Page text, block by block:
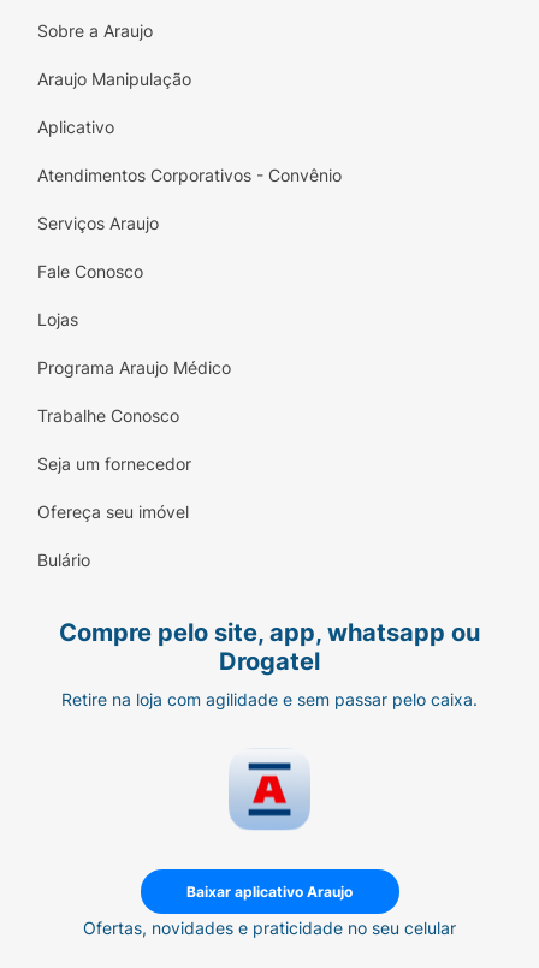
Sobre a Araujo
Araujo Manipulação
Aplicativo
Atendimentos Corporativos - Convênio
Serviços Araujo
Fale Conosco
Lojas
Programa Araujo Médico
Trabalhe Conosco
Seja um fornecedor
Ofereça seu imóvel
Bulário
Compre pelo site, app, whatsapp ou
Drogatel
Retire na loja com agilidade e sem passar pelo caixa.
Baixar aplicativo Araujo
Ofertas, novidades e praticidade no seu celular